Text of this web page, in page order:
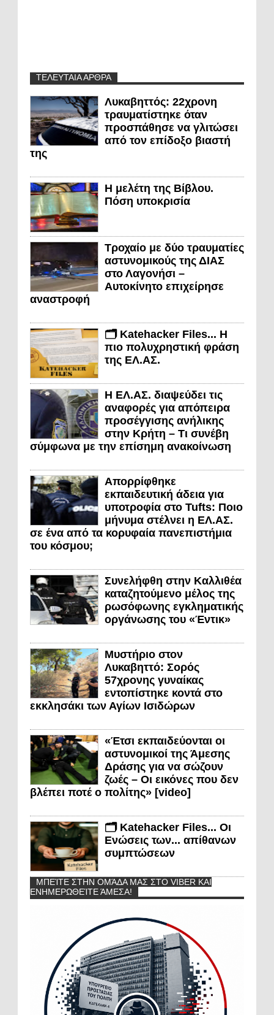
ΤΕΛΕΥΤΑΙΑ ΑΡΘΡΑ
Λυκαβηττός: 22χρονη
τραυματίστηκε όταν
προσπάθησε να γλιτώσει
από τον επίδοξο βιαστή
της
Η μελέτη της Βίβλου.
Πόση υποκρισία
Τροχαίο με δύο τραυματίες
αστυνομικούς της ΔΙΑΣ
στο Λαγονήσι –
Αυτοκίνητο επιχείρησε
αναστροφή
🗂️ Katehacker Files... Η
πιο πολυχρηστική φράση
της ΕΛ.ΑΣ.
Η ΕΛ.ΑΣ. διαψεύδει τις
αναφορές για απόπειρα
προσέγγισης ανήλικης
στην Κρήτη – Τι συνέβη
σύμφωνα με την επίσημη ανακοίνωση
Απορρίφθηκε
εκπαιδευτική άδεια για
υποτροφία στο Tufts: Ποιο
μήνυμα στέλνει η ΕΛ.ΑΣ.
σε ένα από τα κορυφαία πανεπιστήμια
του κόσμου;
Συνελήφθη στην Καλλιθέα
καταζητούμενο μέλος της
ρωσόφωνης εγκληματικής
οργάνωσης του «Έντικ»
Μυστήριο στον
Λυκαβηττό: Σορός
57χρονης γυναίκας
εντοπίστηκε κοντά στο
εκκλησάκι των Αγίων Ισιδώρων
«Έτσι εκπαιδεύονται οι
αστυνομικοί της Άμεσης
Δράσης για να σώζουν
ζωές – Οι εικόνες που δεν
βλέπει ποτέ ο πολίτης» [video]
🗂️ Katehacker Files... Οι
Ενώσεις των... απίθανων
συμπτώσεων
ΜΠΕΊΤΕ ΣΤΗΝ ΟΜΆΔΑ ΜΑΣ ΣΤΟ VIBER ΚΑΙ
ΕΝΗΜΕΡΩΘΕΊΤΕ ΆΜΕΣΑ!